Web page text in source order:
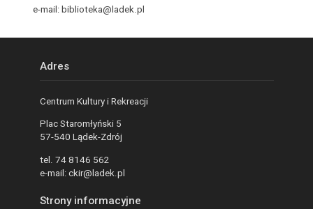
e-mail: biblioteka@ladek.pl
Adres
Centrum Kultury i Rekreacji
Plac Staromłyński 5
57-540 Lądek-Zdrój
tel. 74 8146 562
e-mail: ckir@ladek.pl
Strony informacyjne